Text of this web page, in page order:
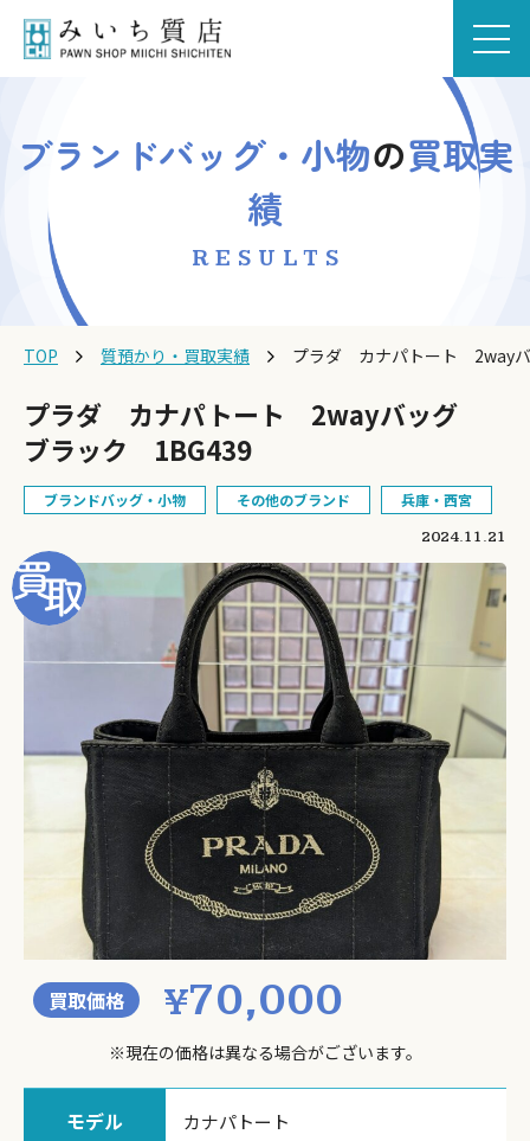
ブランドバッグ・小物の買取実
績
RESULTS
TOP 質預かり・買取実績 プラダ カナパトート 2way
プラダ カナパトート 2wayバッグ
ブラック 1BG439
ブランドバッグ・小物 その他のブランド 兵庫・西宮
2024.11.21
買取価格 ¥70,000
※現在の価格は異なる場合がございます。
モデル カナパトート